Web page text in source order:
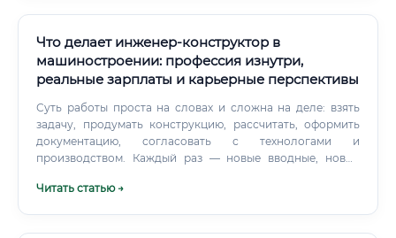
Что делает инженер-конструктор в
машиностроении: профессия изнутри,
реальные зарплаты и карьерные перспективы
Суть работы проста на словах и сложна на деле: взять
задачу, продумать конструкцию, рассчитать, оформить
документацию, согласовать с технологами и
производством. Каждый раз — новые вводные, новые
Читать статью →